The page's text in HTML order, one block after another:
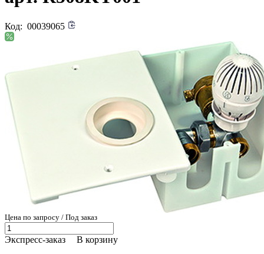
Код: 00039065
Цена по запросу / Под заказ
Экспресс-заказ
В корзину